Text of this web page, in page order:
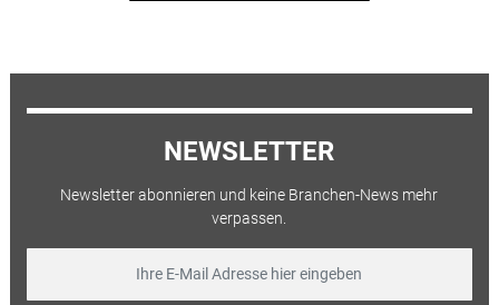
NEWSLETTER
Newsletter abonnieren und keine Branchen-News mehr
verpassen.